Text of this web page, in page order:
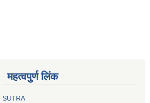
महत्वपुर्ण लिंक
SUTRA